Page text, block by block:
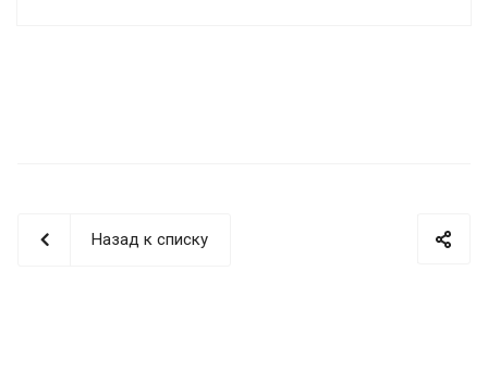
Назад к списку